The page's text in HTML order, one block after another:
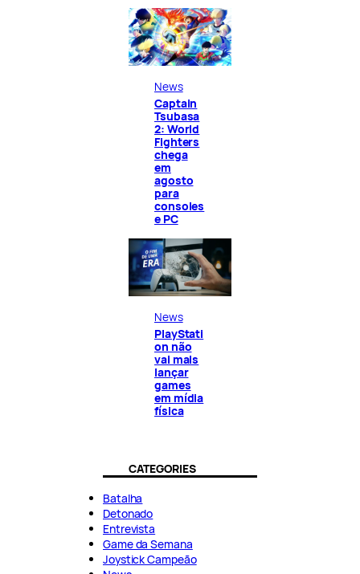
News
Captain
Tsubasa
2: World
Fighters
chega
em
agosto
para
consoles
e PC
News
PlayStati
on não
vai mais
lançar
games
em mídia
física
CATEGORIES
Batalha
Detonado
Entrevista
Game da Semana
Joystick Campeão